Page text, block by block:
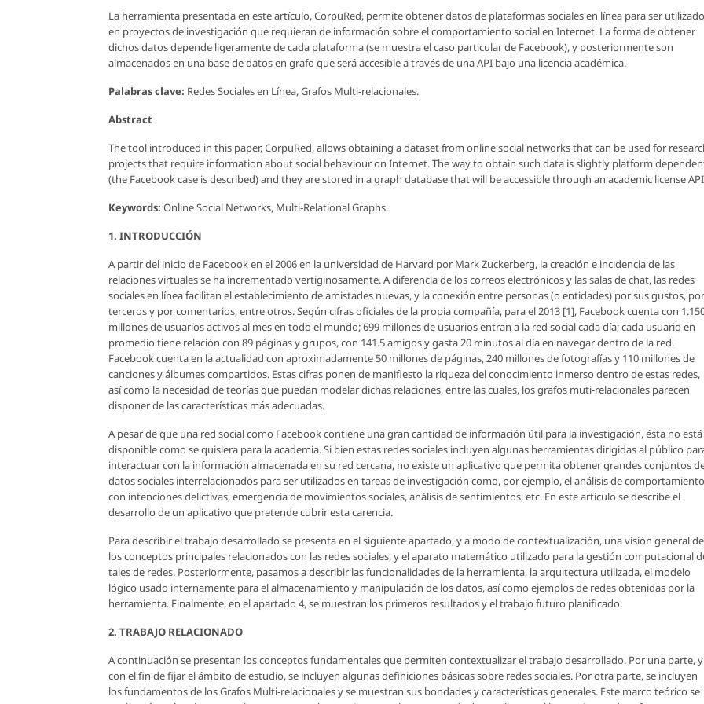
La herramienta presentada en este artículo, CorpuRed, permite obtener datos de plataformas sociales en línea para ser
en proyectos de investigación que requieran de información sobre el comportamiento social en Internet. La forma de obtener
dichos datos depende ligeramente de cada plataforma (se muestra el caso particular de Facebook), y posteriormente son
almacenados en una base de datos en grafo que será accesible a través de una API bajo una licencia académica.
Palabras clave: Redes Sociales en Línea, Grafos Multi-relacionales.
Abstract
The tool introduced in this paper, CorpuRed, allows obtaining a dataset from online social networks that can be used for
projects that require information about social behaviour on Internet. The way to obtain such data is slightly platform
(the Facebook case is described) and they are stored in a graph database that will be accessible through an academic license
Keywords: Online Social Networks, Multi-Relational Graphs.
1. INTRODUCCIÓN
A partir del inicio de Facebook en el 2006 en la universidad de Harvard por Mark Zuckerberg, la creación e incidencia de las
relaciones virtuales se ha incrementado vertiginosamente. A diferencia de los correos electrónicos y las salas de chat, las redes
sociales en línea facilitan el establecimiento de amistades nuevas, y la conexión entre personas (o entidades) por sus gustos, por
terceros y por comentarios, entre otros. Según cifras oficiales de la propia compañía, para el 2013 [1], Facebook cuenta con
millones de usuarios activos al mes en todo el mundo; 699 millones de usuarios entran a la red social cada día; cada usuario en
promedio tiene relación con 89 páginas y grupos, con 141.5 amigos y gasta 20 minutos al día en navegar dentro de la red.
Facebook cuenta en la actualidad con aproximadamente 50 millones de páginas, 240 millones de fotografías y 110 millones de
canciones y álbumes compartidos. Estas cifras ponen de manifiesto la riqueza del conocimiento inmerso dentro de estas redes,
así como la necesidad de teorías que puedan modelar dichas relaciones, entre las cuales, los grafos muti-relacionales parecen
disponer de las características más adecuadas.
A pesar de que una red social como Facebook contiene una gran cantidad de información útil para la investigación, ésta no está
disponible como se quisiera para la academia. Si bien estas redes sociales incluyen algunas herramientas dirigidas al público
interactuar con la información almacenada en su red cercana, no existe un aplicativo que permita obtener grandes conjuntos
datos sociales interrelacionados para ser utilizados en tareas de investigación como, por ejemplo, el análisis de
con intenciones delictivas, emergencia de movimientos sociales, análisis de sentimientos, etc. En este artículo se describe el
desarrollo de un aplicativo que pretende cubrir esta carencia.
Para describir el trabajo desarrollado se presenta en el siguiente apartado, y a modo de contextualización, una visión general de
los conceptos principales relacionados con las redes sociales, y el aparato matemático utilizado para la gestión computacional
tales de redes. Posteriormente, pasamos a describir las funcionalidades de la herramienta, la arquitectura utilizada, el modelo
lógico usado internamente para el almacenamiento y manipulación de los datos, así como ejemplos de redes obtenidas por la
herramienta. Finalmente, en el apartado 4, se muestran los primeros resultados y el trabajo futuro planificado.
2. TRABAJO RELACIONADO
A continuación se presentan los conceptos fundamentales que permiten contextualizar el trabajo desarrollado. Por una parte, y
con el fin de fijar el ámbito de estudio, se incluyen algunas definiciones básicas sobre redes sociales. Por otra parte, se incluyen
los fundamentos de los Grafos Multi-relacionales y se muestran sus bondades y características generales. Este marco teórico se